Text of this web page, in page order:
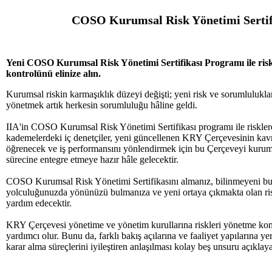
COSO Kurumsal Risk Yönetimi
Yeni COSO Kurumsal Risk Yönetimi Sertifikası Programı ile
kontrolünü elinize alın.
Kurumsal riskin karmaşıklık düzeyi değişti; yeni risk ve
yönetmek artık herkesin sorumluluğu hâline geldi.
IIA'in COSO Kurumsal Risk Yönetimi Sertifikası programı ile
kademelerdeki iç denetçiler, yeni güncellenen KRY Çerçevesinin
öğrenecek ve iş performansını yönlendirmek için bu Çerçeveyi
sürecine entegre etmeye hazır hâle gelecektir.
COSO Kurumsal Risk Yönetimi Sertifikasını almanız, bilinmeyeni
yolculuğunuzda yönünüzü bulmanıza ve yeni ortaya çıkmakta olan
yardım edecektir.
KRY Çerçevesi yönetime ve yönetim kurullarına riskleri yönetme
yardımcı olur. Bunu da, farklı bakış açılarına ve faaliyet yapılarına
karar alma süreçlerini iyileştiren anlaşılması kolay beş unsuru